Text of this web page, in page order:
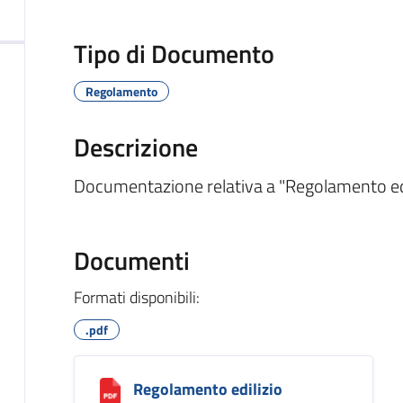
Tipo di Documento
Regolamento
Descrizione
Documentazione relativa a "Regolamento
Documenti
Formati disponibili:
.pdf
Regolamento edilizio